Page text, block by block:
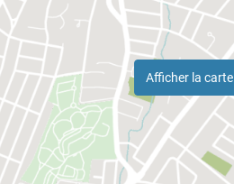
Afficher la carte